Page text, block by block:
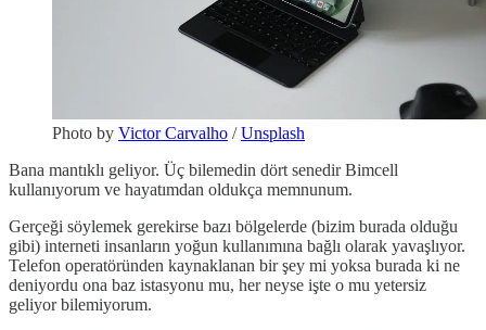
Photo by Victor Carvalho /Unsplash
Bana mantıklı geliyor. Üç bilemedin dört senedir Bimcell
kullanıyorum ve hayatımdan oldukça memnunum.
Gerçeği söylemek gerekirse bazı bölgelerde (bizim burada olduğu
gibi) interneti insanların yoğun kullanımına bağlı olarak yavaşlıyor.
Telefon operatöründen kaynaklanan bir şey mi yoksa burada ki ne
deniyordu ona baz istasyonu mu, her neyse işte o mu yetersiz
geliyor bilemiyorum.